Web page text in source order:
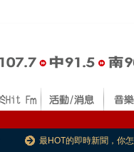
最HOT的即時新聞，你